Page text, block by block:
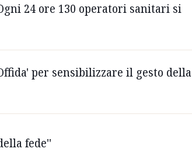
24 ore 130 operatori sanitari si
per sensibilizzare il gesto della
fede''